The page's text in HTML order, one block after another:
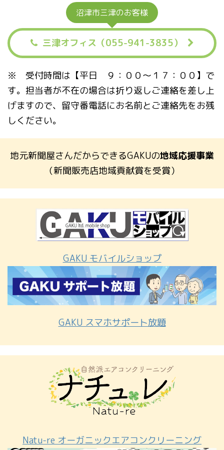
沼津市三津のお客様
三津オフィス（055-941-3835）
※ 受付時間は【平日 ９：００〜１７：００】で
す。担当者が不在の場合は折り返しご連絡を差し上
げますので、留守番電話にお名前とご連絡先をお残
しください。
地元新聞屋さんだからできるGAKUの地域応援事業
（新聞販売店地域貢献賞を受賞）
GAKU モバイルショップ
GAKU スマホサポート放題
Natu-re オーガニックエアコンクリーニング